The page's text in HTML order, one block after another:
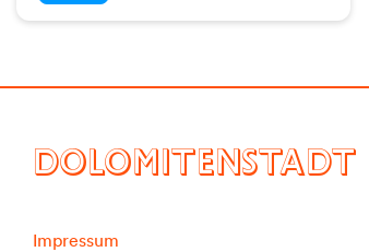
DOLOMITENSTADT
Impressum